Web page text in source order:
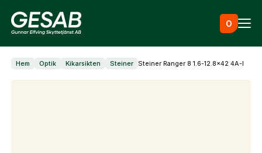
0
Ammunition
Hem Optik Kikarsikten Steiner Steiner Ranger 8 1.6-12.8×42 4A-I